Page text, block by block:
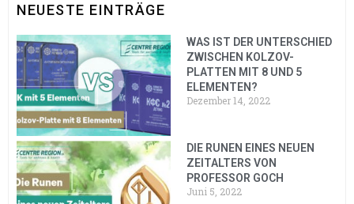
NEUESTE EINTRÄGE
WAS IST DER UNTERSCHIED
ZWISCHEN KOLZOV-
PLATTEN MIT 8 UND 5
ELEMENTEN?
Dezember 14, 2022
DIE RUNEN EINES NEUEN
ZEITALTERS VON
PROFESSOR GOCH
Juni 5, 2022